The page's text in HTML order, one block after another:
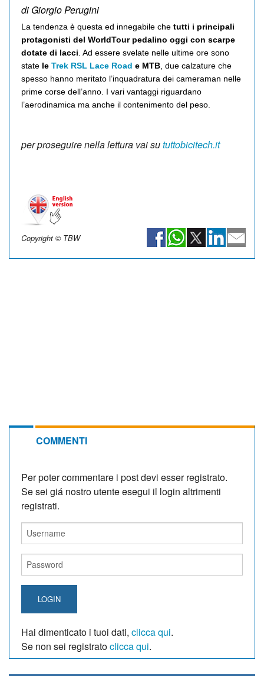
di Giorgio Perugini
La tendenza è questa ed innegabile che tutti i principali
protagonisti del WorldTour pedalino oggi con scarpe
dotate di lacci . Ad essere svelate nelle ultime ore sono
state le Trek RSL Lace Road e MTB , due calzature che
spesso hanno meritato l’inquadratura dei cameraman nelle
prime corse dell’anno. I vari vantaggi riguardano
l’aerodinamica ma anche il contenimento del peso.
per proseguire nella lettura vai sututtobicitech.it
Copyright © TBW
COMMENTI
Per poter commentare i post devi esser registrato.
Se sei giá nostro utente esegui il login altrimenti
registrati.
LOGIN
Hai dimenticato i tuoi dati, clicca qui.
Se non sei registratoclicca qui.